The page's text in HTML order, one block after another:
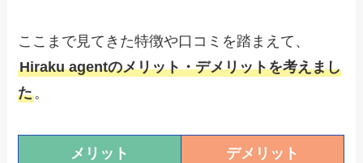
ここまで見てきた特徴や口コミを踏まえて、
Hiraku agentのメリット・デメリットを考えまし
た。
メリット デメリット